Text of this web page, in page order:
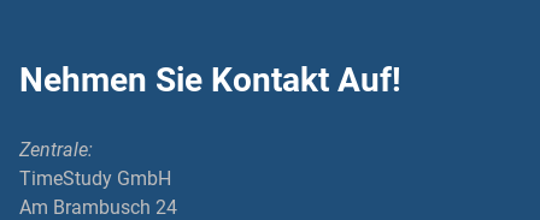
Nehmen Sie Kontakt Auf!
Zentrale:
TimeStudy GmbH
Am Brambusch 24